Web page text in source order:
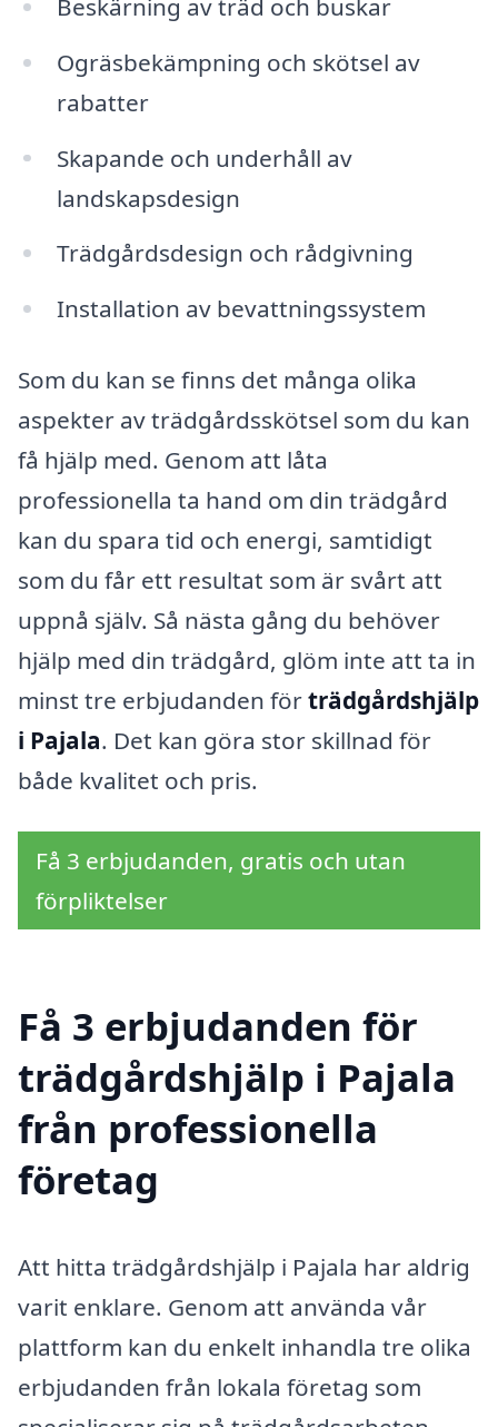
Beskärning av träd och buskar
Ogräsbekämpning och skötsel av
rabatter
Skapande och underhåll av
landskapsdesign
Trädgårdsdesign och rådgivning
Installation av bevattningssystem
Som du kan se finns det många olika
aspekter av trädgårdsskötsel som du kan
få hjälp med. Genom att låta
professionella ta hand om din trädgård
kan du spara tid och energi, samtidigt
som du får ett resultat som är svårt att
uppnå själv. Så nästa gång du behöver
hjälp med din trädgård, glöm inte att ta in
minst tre erbjudanden förträdgårdshjälp
i Pajala. Det kan göra stor skillnad för
både kvalitet och pris.
Få 3 erbjudanden, gratis och utan
förpliktelser
Få 3 erbjudanden för
trädgårdshjälp i Pajala
från professionella
företag
Att hitta trädgårdshjälp i Pajala har aldrig
varit enklare. Genom att använda vår
plattform kan du enkelt inhandla tre olika
erbjudanden från lokala företag som